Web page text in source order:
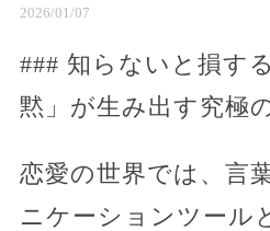
2026/01/07
### 知らないと損す
黙」が生み出す究極
恋愛の世界では、言
ニケーションツール